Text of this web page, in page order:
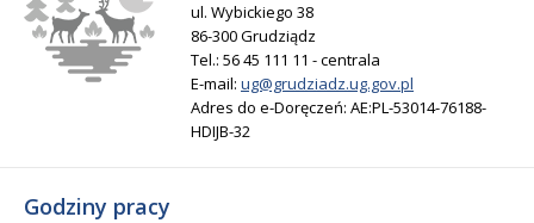
ul. Wybickiego 38
86-300 Grudziądz
Tel.: 56 45 111 11 - centrala
E-mail: ug@grudziadz.ug.gov.pl
Adres do e-Doręczeń: AE:PL-53014-76188-
HDIJB-32
Godziny pracy